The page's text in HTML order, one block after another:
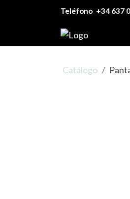
Teléfono +34 637
Catálogo